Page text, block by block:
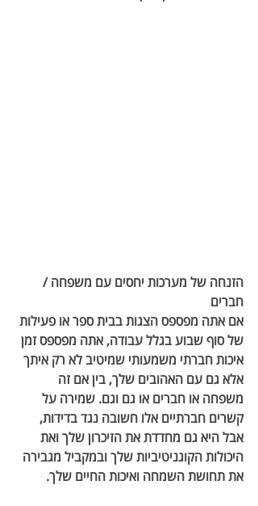
הזנחה של מערכות יחסים עם משפחה /
חברים
אם אתה מפספס הצגות בבית ספר או פעילות
של סוף שבוע בגלל עבודה, אתה מפספס זמן
איכות חברתי משמעותי שמיטיב לא רק איתך
אלא גם עם האהובים שלך, בין אם זה
משפחה או חברים או גם וגם. שמירה על
קשרים חברתיים אלו חשובה נגד בדידות,
אבל היא גם מחדדת את הזיכרון שלך ואת
היכולות הקוגניטיביות שלך ובמקביל מגבירה
את תחושת השמחה ואיכות החיים שלך.